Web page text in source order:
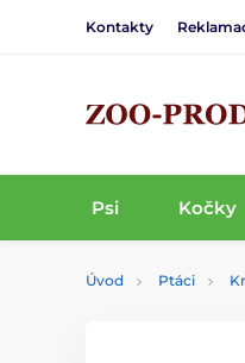
Kontakty
Psi Kočky
Úvod Ptáci